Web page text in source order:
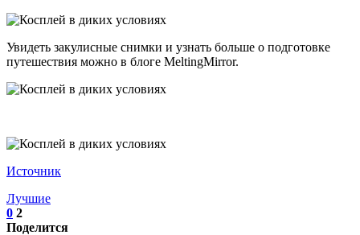
Увидеть закулисные снимки и узнать больше о подготовке
путешествия можно в блоге MeltingMirror.
Источник
Лучшие
0 2
Поделится